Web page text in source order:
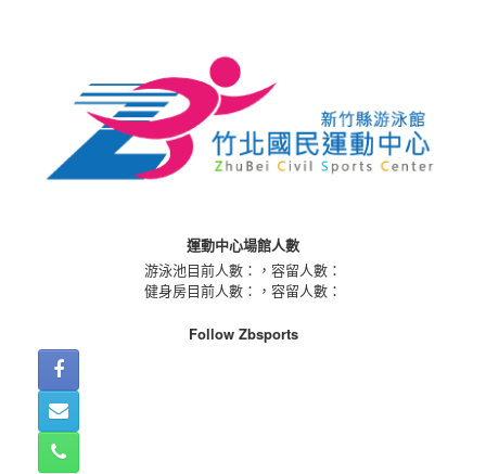
運動中心場館人數
游泳池目前人數：
，容留人數：
健身房目前人數：
，容留人數：
Follow Zbsports